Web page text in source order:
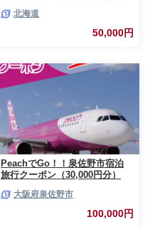
ベル 宿泊 観光 体験 国内旅行 E
メール発行 デジタル 利用券 人
気 おすすめ JTBW015T
北海道
50,000円
PeachでGo！！泉佐野市宿泊
旅行クーポン（30,000円分）
100F019
大阪府泉佐野市
100,000円